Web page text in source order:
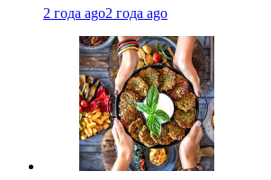
2 года ago2 года ago